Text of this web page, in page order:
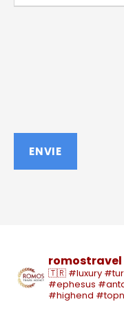
romostravel
🇹🇷 #luxury
#ephesus
#highend